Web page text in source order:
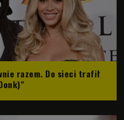
razem. Do sieci trafił